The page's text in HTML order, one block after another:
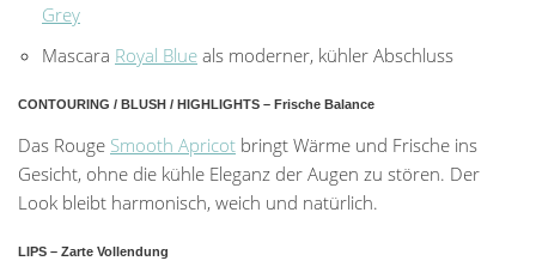
Grey
Mascara Royal Blue als moderner, kühler Abschluss
CONTOURING / BLUSH / HIGHLIGHTS – Frische Balance
Das Rouge Smooth Apricot bringt Wärme und Frische ins
Gesicht, ohne die kühle Eleganz der Augen zu stören. Der
Look bleibt harmonisch, weich und natürlich.
LIPS – Zarte Vollendung